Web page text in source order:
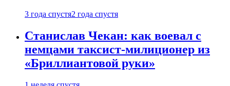
3 года спустя2 года спустя
Станислав Чекан: как воевал с
немцами таксист-милиционер из
«Бриллиантовой руки»